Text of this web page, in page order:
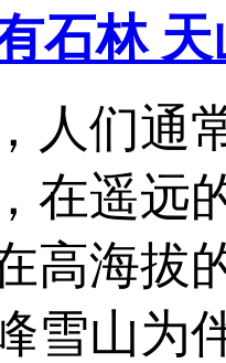
石林
人们通
在遥远
高海拔
雪山